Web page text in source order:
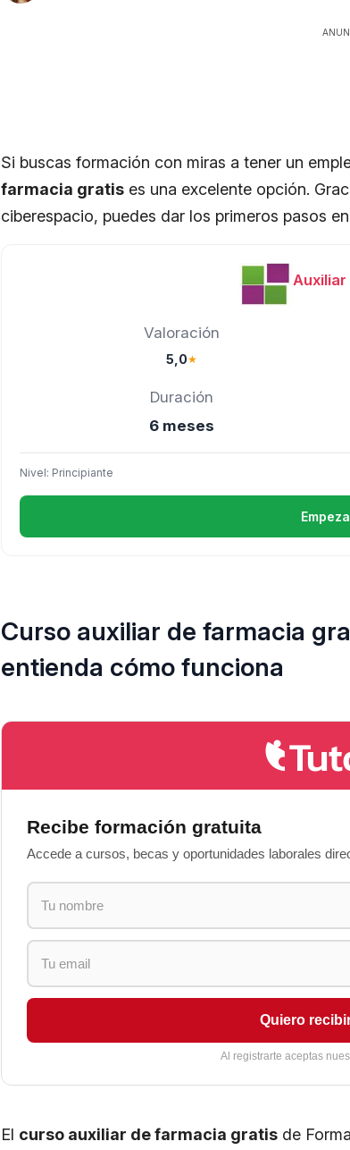
Si buscas formación con miras a tener un
farmacia gratis es una excelente opción.
ciberespacio, puedes dar los primeros pasos
Valoración
5,0★
Duración
6 meses
Nivel: Principiante
Curso auxiliar de farmacia
entienda cómo funciona
Recibe formación gratuita
Accede a cursos, becas y oportunidades laborales
Quiero
Al registrarte aceptas
El curso auxiliar de farmacia gratis de